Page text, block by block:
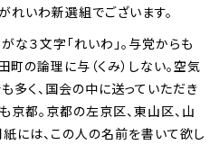
れいわ新選組でございます。
な３文字「れいわ」。与党からも
の論理に与（くみ）しない。空気
多く、国会の中に送っていただき
京都。京都の左京区、東山区、山
には、この人の名前を書いて欲し